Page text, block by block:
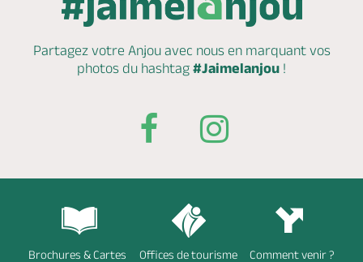
Partagez votre Anjou avec nous en marquantvos
photos du hashtag #Jaimelanjou !
Brochures & Cartes Offices de tourisme Comment venir ?